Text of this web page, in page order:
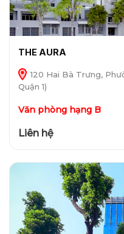
THE AURA
120 Hai Bà Trưng,
Quận 1)
Văn phòng hạng B
Liên hệ